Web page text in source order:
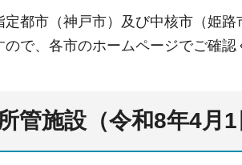
定都市（神戸市）及び中核市（姫
ので、各市のホームページでご確認
管施設（令和8年4月1